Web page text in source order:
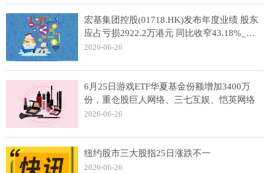
宏基集团控股(01718.HK)发布年度业绩 股东
应占亏损2922.2万港元 同比收窄43.18%_精
彩看点
2026-06-26
6月25日游戏ETF华夏基金份额增加3400万
份，重仓股巨人网络、三七互娱、恺英网络
2026-06-26
纽约股市三大股指25日涨跌不一
2026-06-26